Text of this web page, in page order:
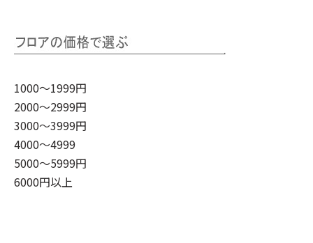
1000～1999円
2000～2999円
3000～3999円
4000～4999
5000～5999円
6000円以上